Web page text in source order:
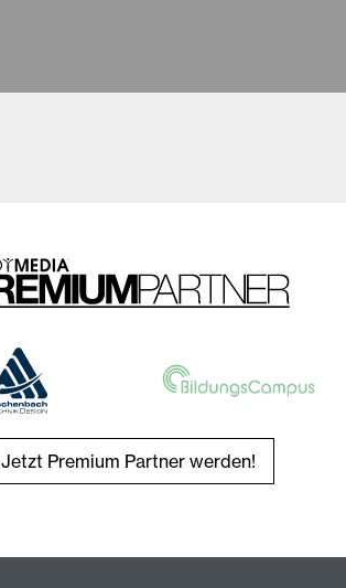
Jetzt Premium Partner werden!